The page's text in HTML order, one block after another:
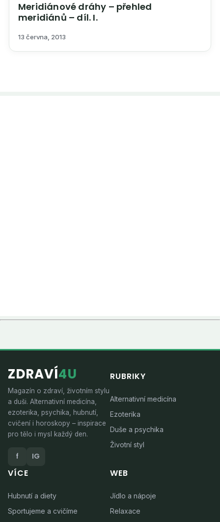
Meridiánové dráhy – přehled
meridiánů – díl. I.
13 června, 2013
ZDRAVÍ4U
Magazín o zdraví, životním stylu
a duši. Alternativní medicína,
ezoterika, psychika, hubnutí,
cvičení i horoskopy – inspirace
pro tělo i mysl každý den.
f IG
RUBRIKY
Alternativní medicína
Ezoterika
Duše a psychika
Životní styl
VÍCE
Hubnutí a diety
Sportujeme a cvičíme
WEB
Jídlo a nápoje
Relaxace